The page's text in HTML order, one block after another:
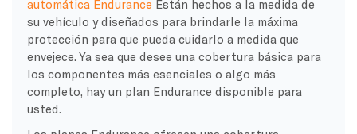
automática Endurance Están hechos a la medida de
su vehículo y diseñados para brindarle la máxima
protección para que pueda cuidarlo a medida que
envejece. Ya sea que desee una cobertura básica para
los componentes más esenciales o algo más
completo, hay un plan Endurance disponible para
usted.